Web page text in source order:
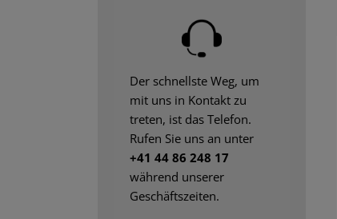
Der schnellste Weg, um
mit uns in Kontakt zu
treten, ist das Telefon.
Rufen Sie uns an unter
+41 44 86 248 17
während unserer
Geschäftszeiten.